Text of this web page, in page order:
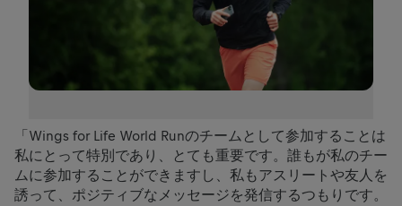
「Wings for Life World Runのチームとして参加することは
私にとって特別であり、とても重要です。誰もが私のチー
ムに参加することができますし、私もアスリートや友人を
誘って、ポジティブなメッセージを発信するつもりです。